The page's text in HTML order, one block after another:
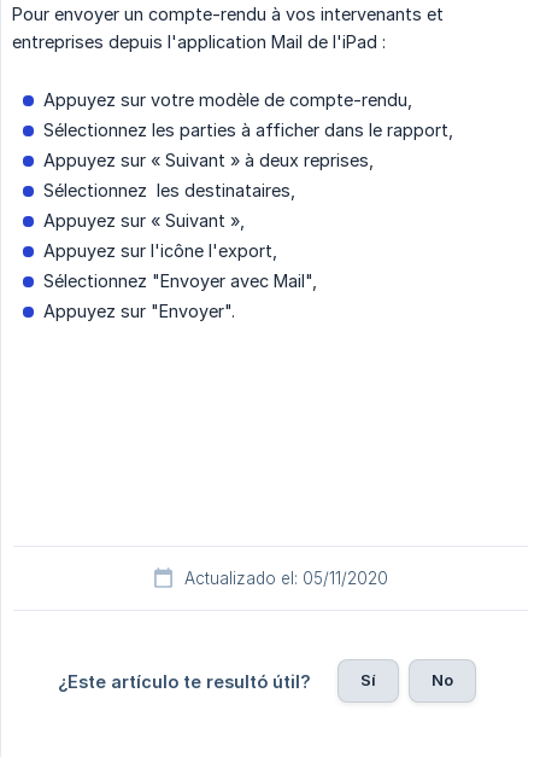
Pour envoyer un compte-rendu à vos intervenants et
entreprises depuis l'application Mail de l'iPad :
Appuyez sur votre modèle de compte-rendu,
Sélectionnez les parties à afficher dans le rapport,
Appuyez sur « Suivant » à deux reprises,
Sélectionnez les destinataires,
Appuyez sur « Suivant »,
Appuyez sur l'icône l'export,
Sélectionnez "Envoyer avec Mail",
Appuyez sur "Envoyer".
Actualizado el: 05/11/2020
¿Este artículo te resultó útil? Sí No